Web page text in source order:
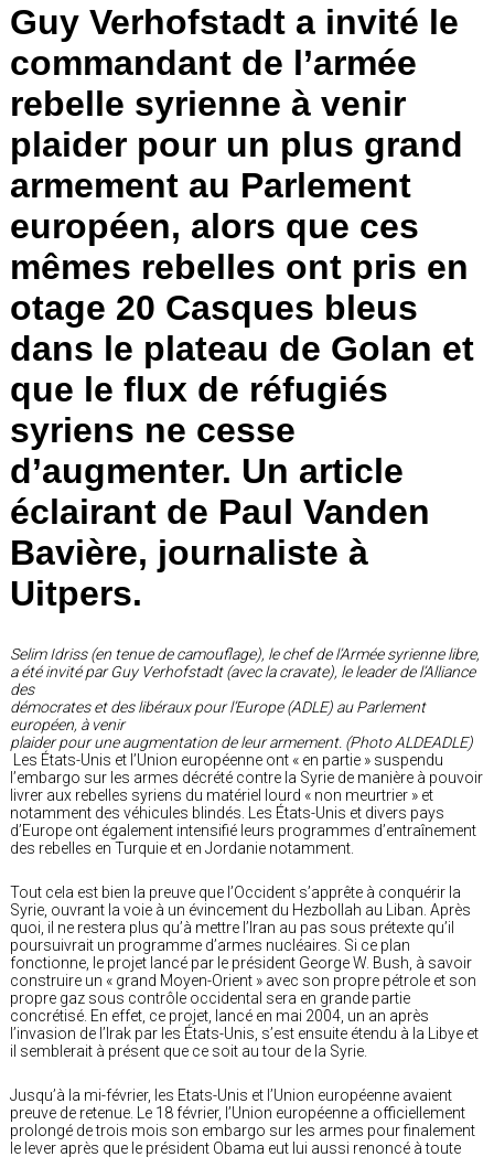
Guy Verhofstadt a invité le
commandant de l’armée
rebelle syrienne à venir
plaider pour un plus grand
armement au Parlement
européen, alors que ces
mêmes rebelles ont pris en
otage 20 Casques bleus
dans le plateau de Golan et
que le flux de réfugiés
syriens ne cesse
d’augmenter. Un article
éclairant de Paul Vanden
Bavière, journaliste à
Uitpers.
Selim Idriss (en tenue de camouflage), le chef de l’Armée syrienne libre,
a été invité par Guy Verhofstadt (avec la cravate), le leader de l’Alliance
des
démocrates et des libéraux pour l’Europe (ADLE) au Parlement
européen, à venir
plaider pour une augmentation de leur armement. (Photo ALDEADLE)
Les États-Unis et l’Union européenne ont « en partie » suspendu
l’embargo sur les armes décrété contre la Syrie de manière à pouvoir
livrer aux rebelles syriens du matériel lourd « non meurtrier » et
notamment des véhicules blindés. Les États-Unis et divers pays
d’Europe ont également intensifié leurs programmes d’entraînement
des rebelles en Turquie et en Jordanie notamment.
Tout cela est bien la preuve que l’Occident s’apprête à conquérir la
Syrie, ouvrant la voie à un évincement du Hezbollah au Liban. Après
quoi, il ne restera plus qu’à mettre l’Iran au pas sous prétexte qu’il
poursuivrait un programme d’armes nucléaires. Si ce plan
fonctionne, le projet lancé par le président George W. Bush, à savoir
construire un « grand Moyen-Orient » avec son propre pétrole et son
propre gaz sous contrôle occidental sera en grande partie
concrétisé. En effet, ce projet, lancé en mai 2004, un an après
l’invasion de l’Irak par les États-Unis, s’est ensuite étendu à la Libye et
il semblerait à présent que ce soit au tour de la Syrie.
Jusqu’à la mi-février, les Etats-Unis et l’Union européenne avaient
preuve de retenue. Le 18 février, l’Union européenne a officiellement
prolongé de trois mois son embargo sur les armes pour finalement
le lever après que le président Obama eut lui aussi renoncé à toute